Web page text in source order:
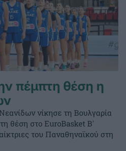
πέμπτη θέση η
νίκησε τη Βουλγαρία
θέση στο EuroBasket Β'
του Παναθηναϊκού στη